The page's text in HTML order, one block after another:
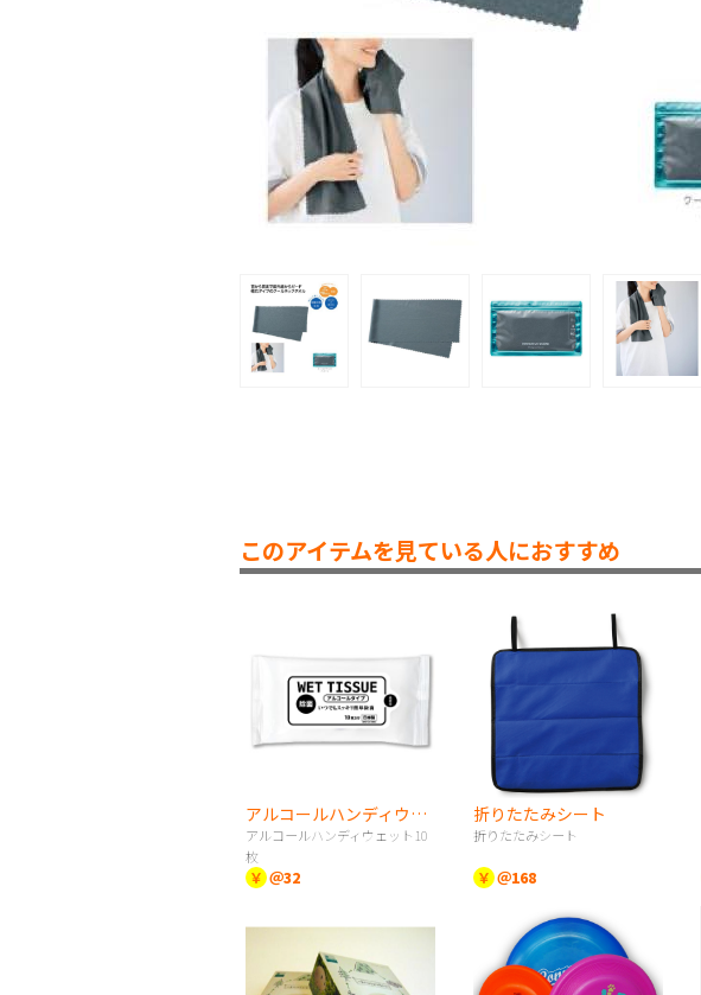
このアイテムを見ている人におすすめ
アルコールハンディウェット10枚
アルコールハンディウェット10
枚
￥ ＠32
折りたたみシート
折りたたみシート
￥ ＠168